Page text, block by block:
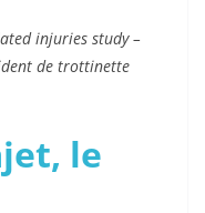
injuries study –
de trottinette
le